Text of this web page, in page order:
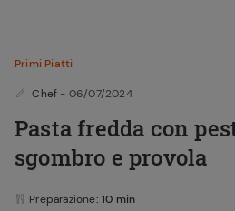
Primi Piatti
Chef - 06/07/2024
Pasta fredda con
sgombro e provola
Preparazione: 10 min